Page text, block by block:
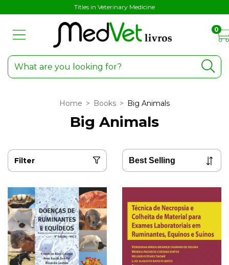
Titles in Veterinary Medicine
0
Home > Books > Big Animals
Big Animals
Filter